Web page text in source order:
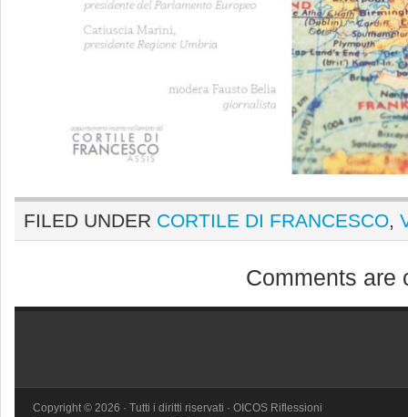
FILED UNDER CORTILE DI FRANCESCO,
Comments are
Copyright © 2026 · Tutti i diritti riservati · OICOS Riflessioni